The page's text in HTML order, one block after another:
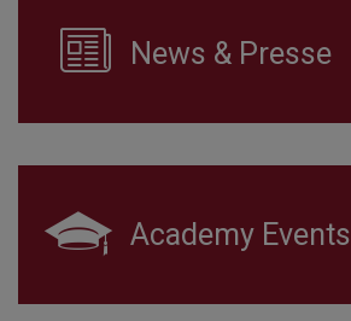
News & Presse
Academy Events